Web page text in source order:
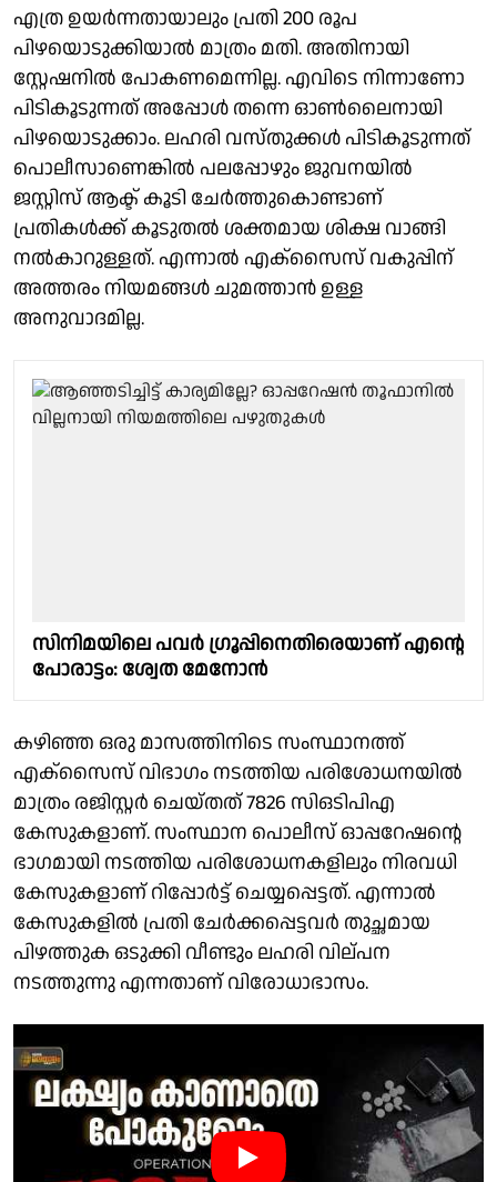
എത്ര ഉയർന്നതായാലും പ്രതി 200 രൂപ
പിഴയൊടുക്കിയാൽ മാത്രം മതി. അതിനായി
സ്റ്റേഷനിൽ പോകണമെന്നില്ല. എവിടെ നിന്നാണോ
പിടികൂടുന്നത് അപ്പോൾ തന്നെ ഓൺലൈനായി
പിഴയൊടുക്കാം. ലഹരി വസ്തുക്കൾ പിടികൂടുന്നത്
പൊലീസാണെങ്കിൽ പലപ്പോഴും ജുവനയിൽ
ജസ്റ്റിസ് ആക്ട് കൂടി ചേർത്തുകൊണ്ടാണ്
പ്രതികൾക്ക് കൂടുതൽ ശക്തമായ ശിക്ഷ വാങ്ങി
നൽകാറുള്ളത്. എന്നാൽ എക്സൈസ് വകുപ്പിന്
അത്തരം നിയമങ്ങൾ ചുമത്താൻ ഉള്ള
അനുവാദമില്ല.
സിനിമയിലെ പവർ ഗ്രൂപ്പിനെതിരെയാണ് എൻ്റെ
പോരാട്ടം: ശ്വേത മേനോൻ
കഴിഞ്ഞ ഒരു മാസത്തിനിടെ സംസ്ഥാനത്ത്
എക്സൈസ് വിഭാഗം നടത്തിയ പരിശോധനയിൽ
മാത്രം രജിസ്റ്റർ ചെയ്തത് 7826 സിഒടിപിഎ
കേസുകളാണ്. സംസ്ഥാന പൊലീസ് ഓപ്പറേഷൻ്റെ
ഭാഗമായി നടത്തിയ പരിശോധനകളിലും നിരവധി
കേസുകളാണ് റിപ്പോർട്ട് ചെയ്യപ്പെട്ടത്. എന്നാൽ
കേസുകളിൽ പ്രതി ചേർക്കപ്പെട്ടവർ തുച്ഛമായ
പിഴത്തുക ഒടുക്കി വീണ്ടും ലഹരി വില്പന
നടത്തുന്നു എന്നതാണ് വിരോധാഭാസം.